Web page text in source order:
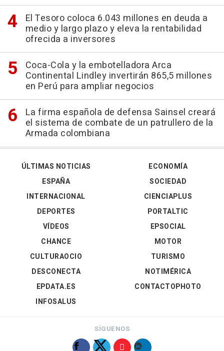
El Tesoro coloca 6.043 millones en deuda a
medio y largo plazo y eleva la rentabilidad
ofrecida a inversores
Coca-Cola y la embotelladora Arca
Continental Lindley invertirán 865,5 millones
en Perú para ampliar negocios
La firma española de defensa Sainsel creará
el sistema de combate de un patrullero de la
Armada colombiana
ÚLTIMAS NOTICIAS
ESPAÑA
INTERNACIONAL
DEPORTES
VÍDEOS
ECONOMÍA
SOCIEDAD
CIENCIAPLUS
PORTALTIC
EPSOCIAL
CHANCE
CULTURAOCIO
DESCONECTA
EPDATA.ES
INFOSALUS
MOTOR
TURISMO
NOTIMÉRICA
CONTACTOPHOTO
SÍGUENOS